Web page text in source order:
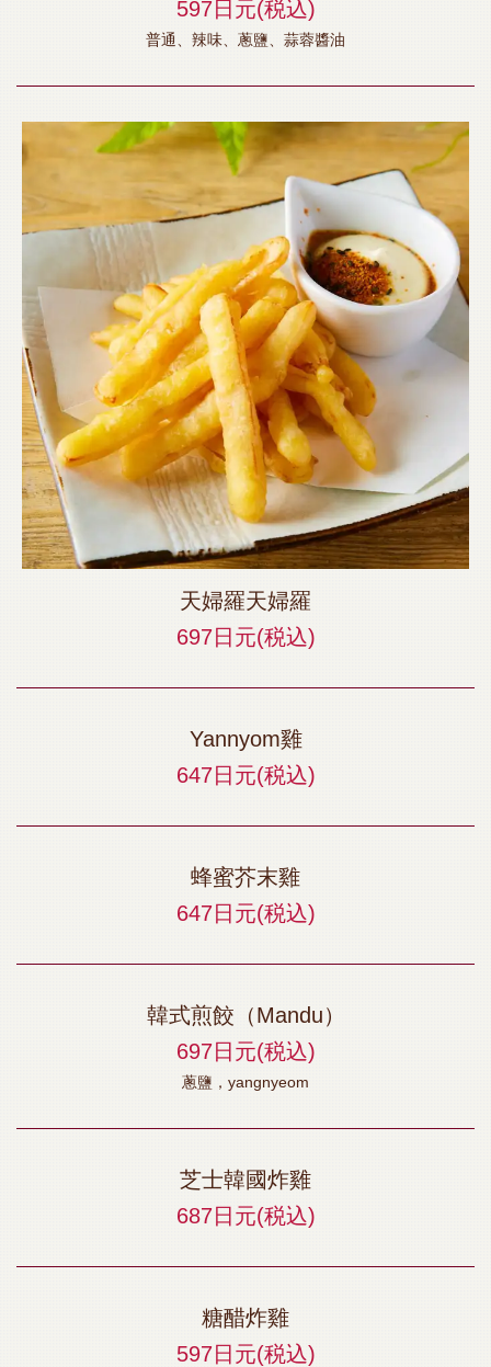
597日元(税込)
普通、辣味、蔥鹽、蒜蓉醬油
天婦羅天婦羅
697日元(税込)
Yannyom雞
647日元(税込)
蜂蜜芥末雞
647日元(税込)
韓式煎餃（Mandu）
697日元(税込)
蔥鹽，yangnyeom
芝士韓國炸雞
687日元(税込)
糖醋炸雞
597日元(税込)